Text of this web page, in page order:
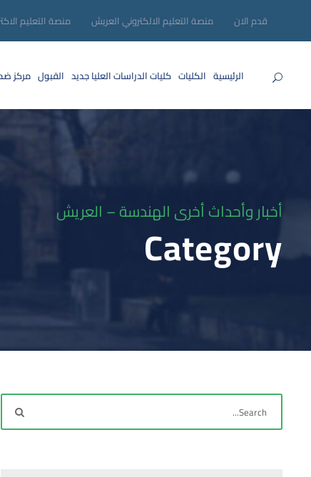
قدم الان منصة التعليم الالكتروني العريش منصة التعليم
الرئيسية الكليات كليات الدراسات العلياجديد القبول مركز
أخبار وأحداث أخرى الهندسة – العريش
Category